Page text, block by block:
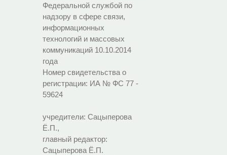
Федеральной службой по
надзору в сфере связи,
информационных
технологий и массовых
коммуникаций 10.10.2014
года
Номер свидетельства о
регистрации: ИА № ФС 77 -
59624
учредители: Сацыперова
Ё.П.,
главный редактор:
Сацыперова Ё.П.